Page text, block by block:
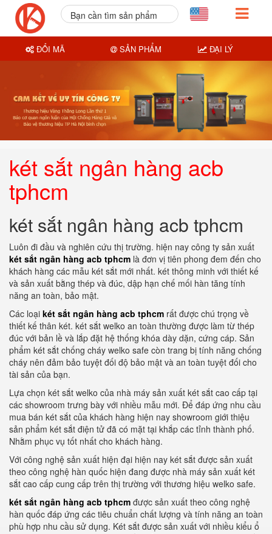
két sắt ngân hàng acb
tphcm
két sắt ngân hàng acb tphcm
Luôn đi đầu và nghiên cứu thị trường. hiện nay công ty sản xuất
két sắt ngân hàng acb tphcm là đơn vị tiên phong đem đến cho
khách hàng các mẫu két sắt mới nhất. két thông minh với thiết kế
và sản xuất bằng thép và đúc, dập hạn chế mối hàn tăng tính
năng an toàn, bảo mật.
Các loại két sắt ngân hàng acb tphcm rất được chú trọng về
thiết kế thân két. két sắt welko an toàn thường được làm từ thép
đúc với bản lề và lắp đặt hệ thống khóa dày dặn, cứng cáp. Sản
phẩm két sắt chống cháy welko safe còn trang bị tính năng chống
cháy nên đảm bảo tuyệt đối độ bảo mật và an toàn tuyệt đối cho
tài sản của bạn.
Lựa chọn két sắt welko của nhà máy sản xuất két sắt cao cấp tại
các showroom trưng bày với nhiều mẫu mới. Để đáp ứng nhu cầu
mua bán két sắt của khách hàng hiện nay showroom giới thiệu
sản phẩm két sắt điện tử đã có mặt tại khắp các tỉnh thành phố.
Nhằm phục vụ tốt nhất cho khách hàng.
Với công nghệ sản xuất hiện đại hiện nay két sắt được sản xuất
theo công nghệ hàn quốc hiện đang được nhà máy sản xuất két
sắt cao cấp cung cấp trên thị trường với thương hiệu welko safe.
két sắt ngân hàng acb tphcm được sản xuất theo công nghệ
hàn quốc đáp ứng các tiêu chuẩn chất lượng và tính năng an toàn
phù hợp nhu cầu sử dụng. Két sắt được sản xuất với nhiều kiểu ổ
Bạn cần tìm sản phẩm
ĐỔI MÃ SẢN PHẨM ĐẠI LÝ